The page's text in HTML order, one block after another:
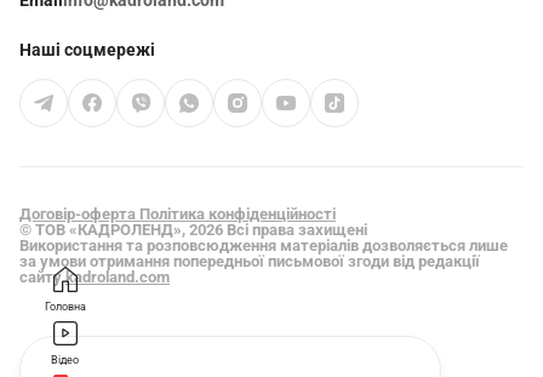
Наші соцмережі
Договір-оферта Політика конфіденційності
© ТОВ «КАДРОЛЕНД», 2026 Всі права захищені
Використання та розповсюдження матеріалів дозволяється лише
за умови отримання попередньої письмової згоди від редакції
сайтуkadroland.com
Головна
Відео